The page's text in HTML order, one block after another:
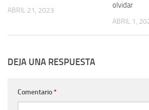
ABRIL 21, 2023
olvidar
ABRIL 1,
DEJA UNA RESPUESTA
Comentario*